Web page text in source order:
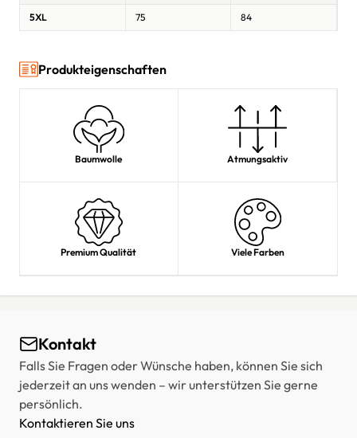
5XL 75 84
Produkteigenschaften
Baumwolle Atmungsaktiv
Premium Qualität Viele Farben
Kontakt
Falls Sie Fragen oder Wünsche haben, können Sie sich
jederzeit an uns wenden – wir unterstützen Sie gerne
persönlich.
Kontaktieren Sie uns